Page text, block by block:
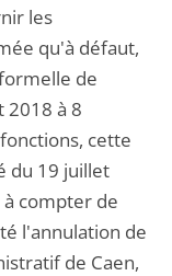
les
qu'à défaut,
de
2018 à 8
cette
du 19 juillet
compter de
l'annulation de
de Caen,